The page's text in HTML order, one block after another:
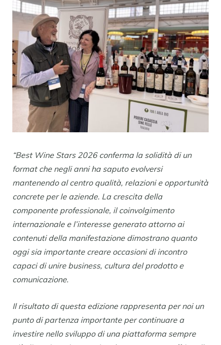
“Best Wine Stars 2026 conferma la solidità di un
format che negli anni ha saputo evolversi
mantenendo al centro qualità, relazioni e opportunità
concrete per le aziende. La crescita della
componente professionale, il coinvolgimento
internazionale e l’interesse generato attorno ai
contenuti della manifestazione dimostrano quanto
oggi sia importante creare occasioni di incontro
capaci di unire business, cultura del prodotto e
comunicazione.
Il risultato di questa edizione rappresenta per noi un
punto di partenza importante per continuare a
investire nello sviluppo di una piattaforma sempre